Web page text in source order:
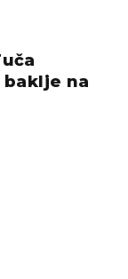
baklje na